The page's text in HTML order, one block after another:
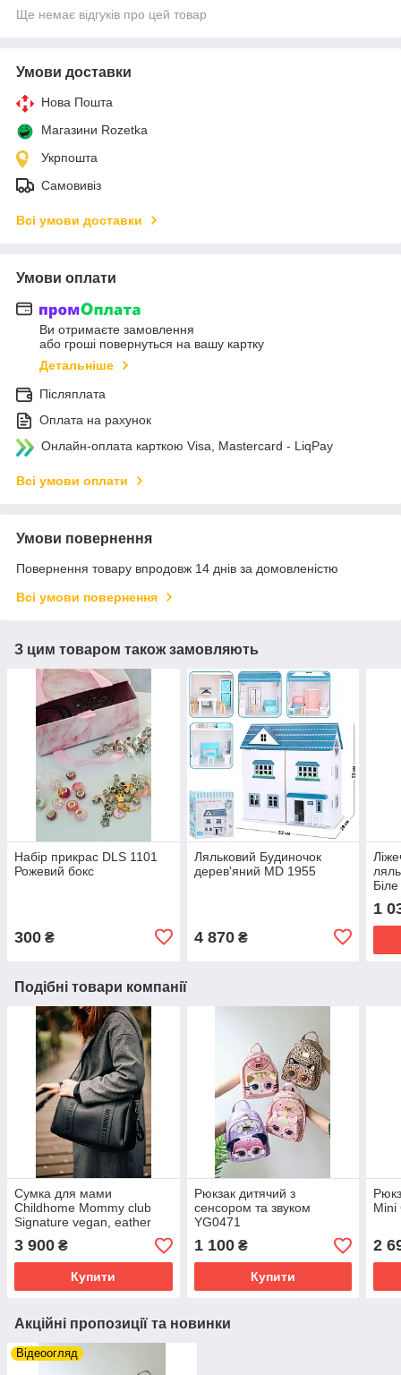
Ще немає відгуків про цей товар
Умови доставки
Нова Пошта
Магазини Rozetka
Укрпошта
Самовивіз
Всі умови доставки
Умови оплати
Ви отримаєте замовлення
або гроші повернуться на вашу картку
Детальніше
Післяплата
Оплата на рахунок
Онлайн-оплата карткою Visa, Mastercard - LiqPay
Всі умови оплати
Умови повернення
Повернення товару впродовж 14 днів за домовленістю
Всі умови повернення
З цим товаром також замовляють
Набір прикрас DLS 1101
Рожевий бокс
300 ₴
Ляльковий Будиночок
дерев'яний MD 1955
4 870₴
Біле
1
Подібні товари компанії
Сумка для мами
Childhome Mommy club
Signature vegan, eather
black
3 900 ₴
Купити
Рюкзак дитячий з
сенсором та звуком
YG0471
1 100₴
Купити
Mini
2
Акційні пропозиції та новинки
Відеоогляд